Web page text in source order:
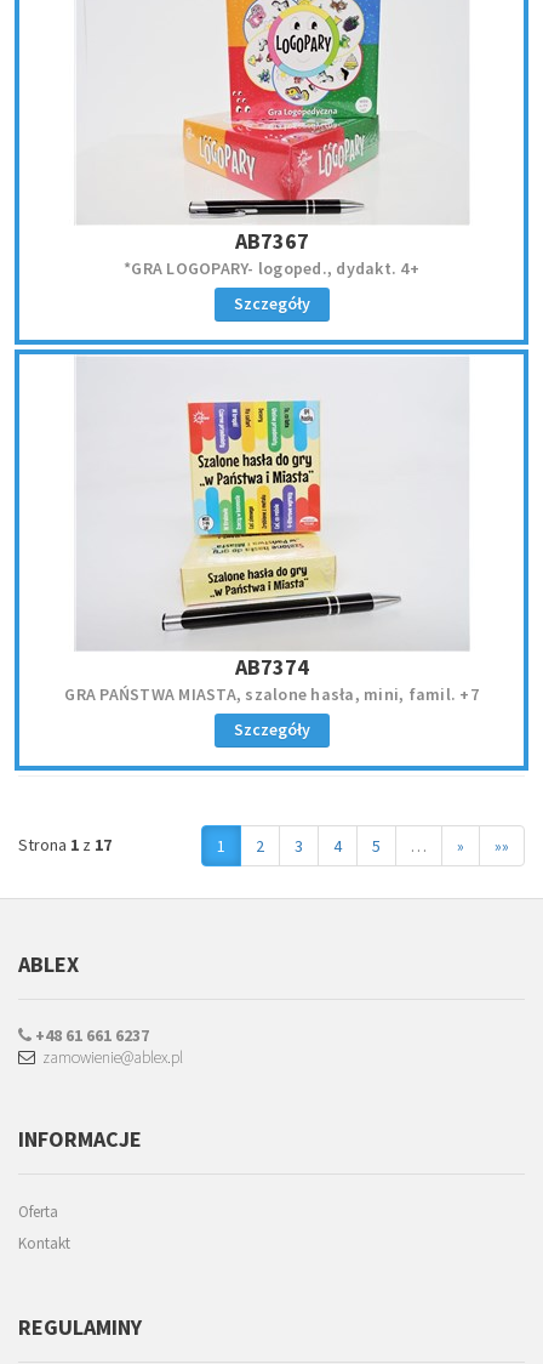
AB7367
*GRA LOGOPARY- logoped., dydakt. 4+
Szczegóły
AB7374
GRA PAŃSTWA MIASTA, szalone hasła, mini, famil. +7
Szczegóły
Strona 1 z 17 1 2 3 4 5 … » »»
ABLEX
+48 61 661 6237
zamowienie@ablex.pl
INFORMACJE
Oferta
Kontakt
REGULAMINY